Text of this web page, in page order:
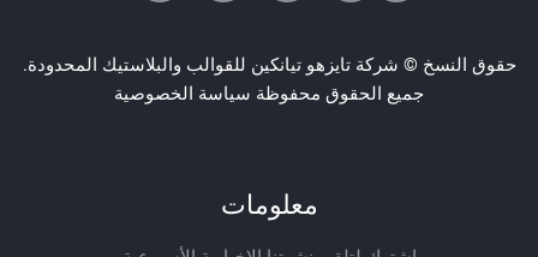
حقوق النسخ © شركة تايزهو تيانكين للقوالب والبلاستيك المحدودة.
جميع الحقوق محفوظة سياسة الخصوصية
معلومات